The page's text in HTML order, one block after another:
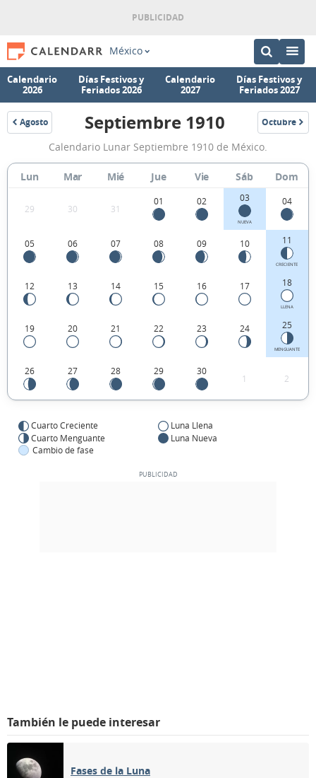
México
Calendario
2026
Días Festivos y
Feriados 2026
Calendario
2027
Días Festivos y
Feriados 2027
Agosto
1910
Calendario
Lunar
Septiembre
1910
de
México.
Septiembre 1910 Octubre
1910
Calendario Lunar Septiembre 1910 de México.
Lun Mar Mié Jue Vie Sáb Dom
29 30 31
01 02 03
NUEVA
04
05 06 07 08 09 10 11
CRECIENTE
12 13 14 15 16 17 18
LLENA
19 20 21 22 23 24 25
MENGUANTE
26 27 28 29 30
1 2
Cuarto Creciente
Luna Llena
Cuarto Menguante
Luna Nueva
Cambio de fase
También le puede interesar
Fases de la Luna